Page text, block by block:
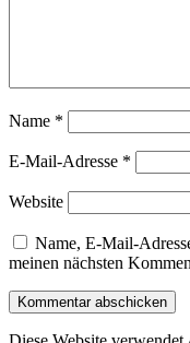
Name *
E-Mail-Adresse *
Website
Name, E-Mail-
meinen nächsten